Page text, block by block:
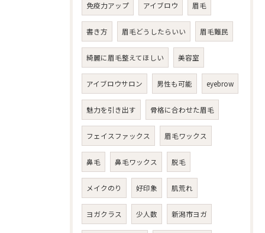
免疫力アップ アイブロウ 眉毛
書き方 眉毛どうしたらいい 眉毛難民
綺麗に眉毛整えてほしい 美容室
アイブロウサロン 男性も可能 eyebrow
魅力を引き出す 骨格に合わせた眉毛
フェイスファックス 眉毛ワックス
鼻毛 鼻毛ワックス 脱毛
メイクのり 好印象 肌荒れ
ヨガクラス 少人数 新潟市ヨガ